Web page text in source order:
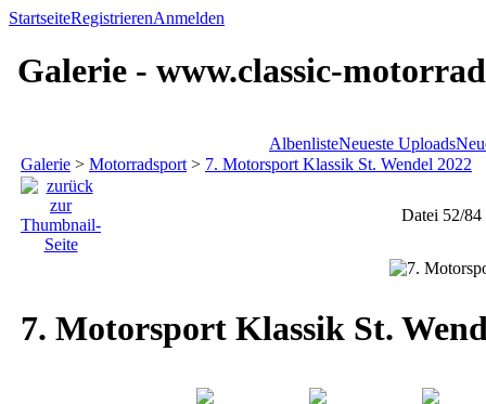
StartseiteRegistrierenAnmelden
Galerie - www.classic-
AlbenlisteNeueste Uploads
Galerie > Motorradsport > 7. Motorsport Klassik St. Wendel 2022
Datei 52/84
7. Motorsport Klassik St.